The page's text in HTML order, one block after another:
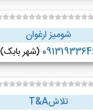
شومیز ارغوان
(شهر بابک)
تلاشT&A